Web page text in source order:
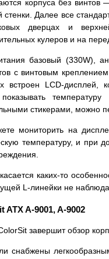
корпуса без
стенки. Далее все
дверцах и
кулеров и на
базовый (330W),
с винтовым
встроен LCD-дисплей,
стикерами, можно
мониторить на
температуру, и при
каких-то
L-линейки не
ATX A-9001, A-9002
завершит обзор
снабжены